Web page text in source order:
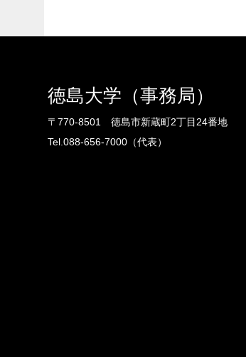
徳島大学（事務局）
〒770-8501 徳島市新蔵町2丁目24番地
Tel.088-656-7000（代表）